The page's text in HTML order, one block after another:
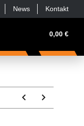
News Kontakt
0,00 €